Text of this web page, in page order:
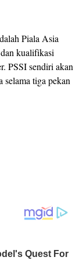
Piala Asia
kualifikasi
PSSI sendiri akan
selama tiga pekan